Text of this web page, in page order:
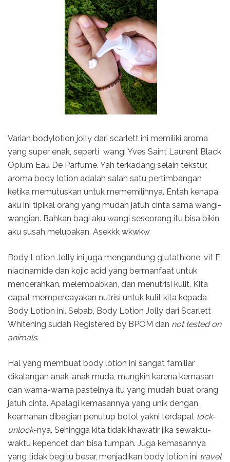
Varian bodylotion jolly dari scarlett ini memiliki aroma
yang super enak, seperti wangi Yves Saint Laurent Black
Opium Eau De Parfume. Yah terkadang selain tekstur,
aroma body lotion adalah salah satu pertimbangan
ketika memutuskan untuk mememilihnya. Entah kenapa,
aku ini tipikal orang yang mudah jatuh cinta sama wangi-
wangian. Bahkan bagi aku wangi seseorang itu bisa bikin
aku susah melupakan. Asekkk wkwkw
Body Lotion Jolly ini juga mengandung glutathione, vit E,
niacinamide dan kojic acid yang bermanfaat untuk
mencerahkan, melembabkan, dan menutrisi kulit. Kita
dapat mempercayakan nutrisi untuk kulit kita kepada
Body Lotion ini. Sebab, Body Lotion Jolly dari Scarlett
Whitening sudah Registered by BPOM dan not tested on
animals.
Hal yang membuat body lotion ini sangat familiar
dikalangan anak-anak muda, mungkin karena kemasan
dan warna-warna pastelnya itu yang mudah buat orang
jatuh cinta. Apalagi kemasannya yang unik dengan
keamanan dibagian penutup botol yakni terdapat lock-
unlock-nya. Sehingga kita tidak khawatir jika sewaktu-
waktu kepencet dan bisa tumpah. Juga kemasannya
yang tidak begitu besar, menjadikan body lotion ini travel